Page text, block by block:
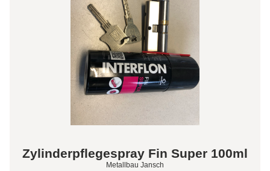
Zylinderpflegespray Fin Super 100ml
Metallbau Jansch